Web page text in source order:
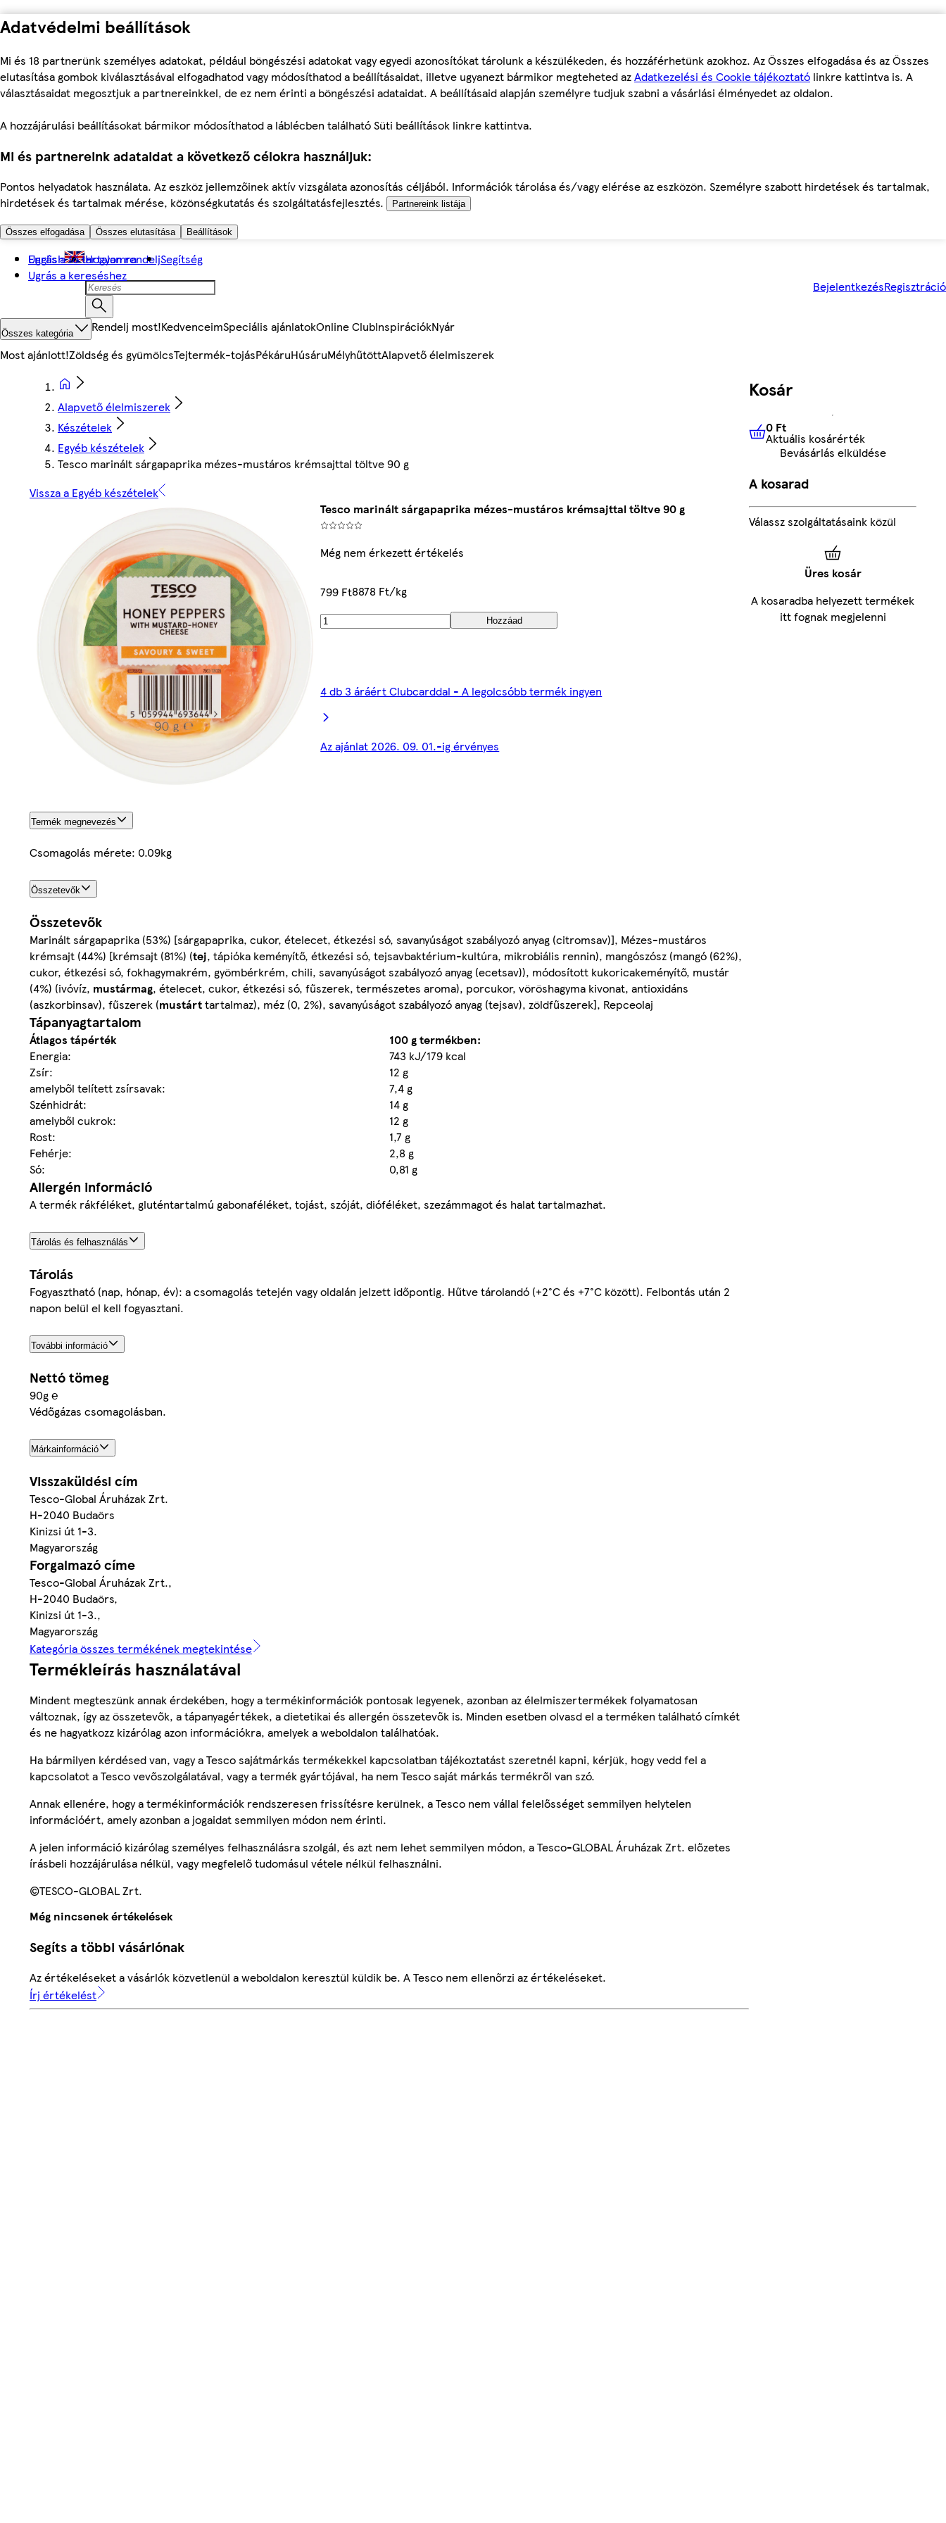
Adatvédelmi beállítások
Mi és 18 partnerünk személyes adatokat, például böngészési adatokat vagy egyedi azonosítókat tárolunk a készülékeden, és hozzáférhetünk azokhoz. Az Összes elfogadása és az Összes
elutasítása gombok kiválasztásával elfogadhatod vagy módosíthatod a beállításaidat, illetve ugyanezt bármikor megteheted azAdatkezelési és Cookie tájékoztató linkre kattintva is. A
választásaidat megosztjuk a partnereinkkel, de ez nem érinti a böngészési adataidat. A beállításaid alapján személyre tudjuk szabni a vásárlási élményedet az oldalon.
A hozzájárulási beállításokat bármikor módosíthatod a láblécben található Süti beállítások linkre kattintva.
Mi és partnereink adataidat a következő célokra használjuk:
Pontos helyadatok használata. Az eszköz jellemzőinek aktív vizsgálata azonosítás céljából. Információk tárolása és/vagy elérése az eszközön. Személyre szabott hirdetések és tartalmak,
hirdetések és tartalmak mérése, közönségkutatás és szolgáltatásfejlesztés.
Partnereink listája
Összes elfogadása Összes elutasítása Beállítások
Ugrás a fő tartalomra
Ugrás a kereséshez
English Hogyan rendeljSegítség
BejelentkezésRegisztráció
Összes kategória Rendelj most!KedvenceimSpeciális ajánlatokOnline ClubInspirációkNyár
Most ajánlott!Zöldség és gyümölcsTejtermék-tojásPékáruHúsáruMélyhűtöttAlapvető élelmiszerek
Alapvető élelmiszerek
Készételek
Egyéb készételek
Tesco marinált sárgapaprika mézes-mustáros krémsajttal töltve 90 g
Vissza a Egyéb készételek
Tesco marinált sárgapaprika mézes-mustáros krémsajttal töltve 90 g
Még nem érkezett értékelés
799 Ft8878 Ft/kg
Hozzáad
4 db 3 áráért Clubcarddal - A legolcsóbb termék ingyen
Az ajánlat 2026. 09. 01.-ig érvényes
Termék megnevezés
Csomagolás mérete: 0.09kg
Összetevők
Összetevők
Marinált sárgapaprika (53%) [sárgapaprika, cukor, ételecet, étkezési só, savanyúságot szabályozó anyag (citromsav)], Mézes-mustáros
krémsajt (44%) [krémsajt (81%) (tej, tápióka keményítő, étkezési só, tejsavbaktérium-kultúra, mikrobiális rennin), mangószósz (mangó (62%),
cukor, étkezési só, fokhagymakrém, gyömbérkrém, chili, savanyúságot szabályozó anyag (ecetsav)), módosított kukoricakeményítő, mustár
(4%) (ivóvíz, mustármag, ételecet, cukor, étkezési só, fűszerek, természetes aroma), porcukor, vöröshagyma kivonat, antioxidáns
(aszkorbinsav), fűszerek (mustárttartalmaz), méz (0, 2%), savanyúságot szabályozó anyag (tejsav), zöldfűszerek], Repceolaj
Tápanyagtartalom
Átlagos tápérték
100 g termékben:
Energia:
743 kJ/179 kcal
Zsír:
12 g
amelyből telített zsírsavak:
7,4 g
Szénhidrát:
14 g
amelyből cukrok:
12 g
Rost:
1,7 g
Fehérje:
2,8 g
Só:
0,81 g
Allergén információ
A termék rákféléket, gluténtartalmú gabonaféléket, tojást, szóját, dióféléket, szezámmagot és halat tartalmazhat.
Tárolás és felhasználás
Tárolás
Fogyasztható (nap, hónap, év): a csomagolás tetején vagy oldalán jelzett időpontig. Hűtve tárolandó (+2°C és +7°C között). Felbontás után 2
napon belül el kell fogyasztani.
További információ
Nettó tömeg
90g ℮
Védőgázas csomagolásban.
Márkainformáció
Visszaküldési cím
Tesco-Global Áruházak Zrt.
H-2040 Budaörs
Kinizsi út 1-3.
Magyarország
Forgalmazó címe
Tesco-Global Áruházak Zrt.,
H-2040 Budaörs,
Kinizsi út 1-3.,
Magyarország
Kategória összes termékének megtekintése
Termékleírás használatával
Mindent megteszünk annak érdekében, hogy a termékinformációk pontosak legyenek, azonban az élelmiszertermékek folyamatosan
változnak, így az összetevők, a tápanyagértékek, a dietetikai és allergén összetevők is. Minden esetben olvasd el a terméken található címkét
és ne hagyatkozz kizárólag azon információkra, amelyek a weboldalon találhatóak.
Ha bármilyen kérdésed van, vagy a Tesco sajátmárkás termékekkel kapcsolatban tájékoztatást szeretnél kapni, kérjük, hogy vedd fel a
kapcsolatot a Tesco vevőszolgálatával, vagy a termék gyártójával, ha nem Tesco saját márkás termékről van szó.
Annak ellenére, hogy a termékinformációk rendszeresen frissítésre kerülnek, a Tesco nem vállal felelősséget semmilyen helytelen
információért, amely azonban a jogaidat semmilyen módon nem érinti.
A jelen információ kizárólag személyes felhasználásra szolgál, és azt nem lehet semmilyen módon, a Tesco-GLOBAL Áruházak Zrt. előzetes
írásbeli hozzájárulása nélkül, vagy megfelelő tudomásul vétele nélkül felhasználni.
©TESCO-GLOBAL Zrt.
Még nincsenek értékelések
Segíts a többi vásárlónak
Az értékeléseket a vásárlók közvetlenül a weboldalon keresztül küldik be. A Tesco nem ellenőrzi az értékeléseket.
Írj értékelést
Kosár
0 FtAktuális kosárérték
0 Ft
Aktuális kosárérték
Bevásárlás elküldése
A kosarad
Válassz szolgáltatásaink közül
Üres kosár
A kosaradba helyezett termékek
itt fognak megjelenni